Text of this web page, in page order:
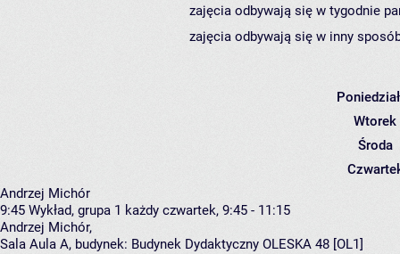
zajęcia odbywają się w tygodnie
zajęcia odbywają się w inny
Wtorek
Środa
Andrzej Michór
9:45 Wykład, grupa 1 każdy czwartek, 9:45 - 11:15
Andrzej Michór,
Sala Aula A, budynek: Budynek Dydaktyczny OLESKA 48 [OL1]